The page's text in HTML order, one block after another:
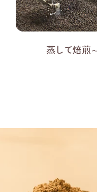
蒸して焙煎